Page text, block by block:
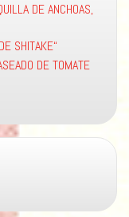
DE ANCHOAS,
SHITAKE“
DE TOMATE